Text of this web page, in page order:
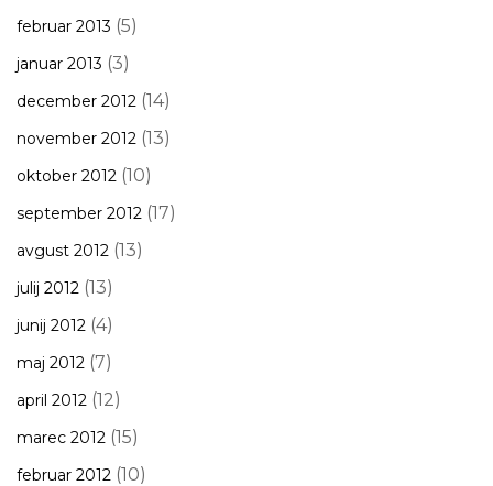
februar 2013 (5)
januar 2013 (3)
december 2012 (14)
november 2012 (13)
oktober 2012 (10)
september 2012 (17)
avgust 2012 (13)
julij 2012 (13)
junij 2012 (4)
maj 2012 (7)
april 2012 (12)
marec 2012 (15)
februar 2012 (10)